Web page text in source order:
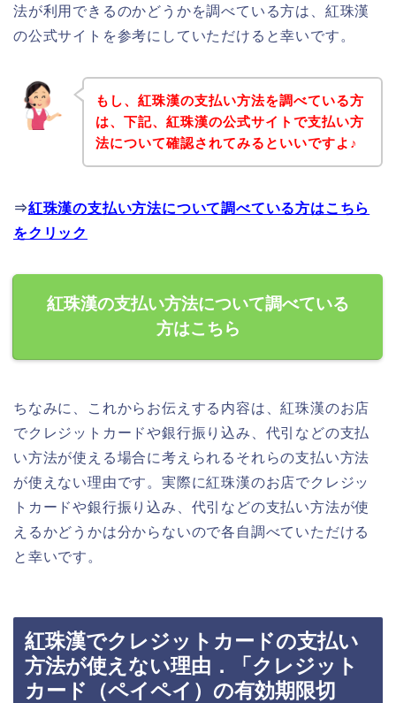
法が利用できるのかどうかを調べている方は、紅珠漢
の公式サイトを参考にしていただけると幸いです。
もし、紅珠漢の支払い方法を調べている方
は、下記、紅珠漢の公式サイトで支払い方
法について確認されてみるといいですよ♪
⇒紅珠漢の支払い方法について調べている方はこちら
をクリック
紅珠漢の支払い方法について調べている
方はこちら
ちなみに、これからお伝えする内容は、紅珠漢のお店
でクレジットカードや銀行振り込み、代引などの支払
い方法が使える場合に考えられるそれらの支払い方法
が使えない理由です。実際に紅珠漢のお店でクレジッ
トカードや銀行振り込み、代引などの支払い方法が使
えるかどうかは分からないので各自調べていただける
と幸いです。
紅珠漢でクレジットカードの支払い
方法が使えない理由．「クレジット
カード（ペイペイ）の有効期限切